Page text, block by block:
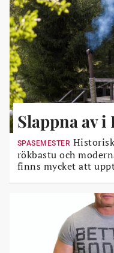
Slappna av i
SPASEMESTER
rökbastu och
finns mycket att